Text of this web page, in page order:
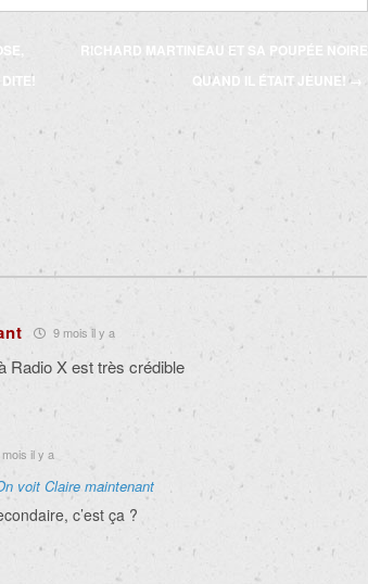
RICHARD MARTINEAU ET SA POUPÉE NOIRE
QUAND IL ÉTAIT JEUNE!→
9 mois il y a
Radio X est très crédible
il y a
voit Claire maintenant
c’est ça ?